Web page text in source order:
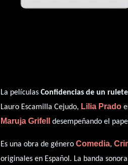
La películasConfidencias de un
Lauro Escamilla Cejudo, Lilia Prado
Maruja Grifell desempeñando el
Es una obra de géneroComedia,
originales en Español . La banda